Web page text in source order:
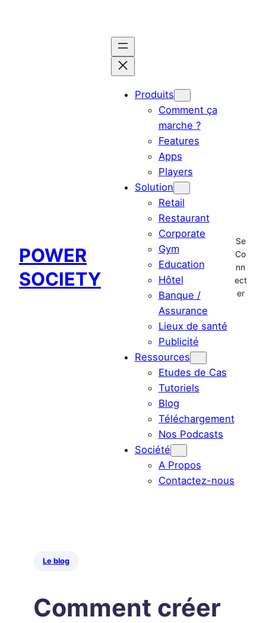
POWER
SOCIETY
Produits
Comment ça
marche ?
Features
Apps
Players
Solution
Retail
Restaurant
Corporate
Gym
Education
Hôtel
Banque /
Assurance
Lieux de santé
Publicité
Ressources
Etudes de Cas
Tutoriels
Blog
Téléchargement
Nos Podcasts
Société
A Propos
Contactez-nous
Se
Co
nn
ect
er
Le blog
Comment créer